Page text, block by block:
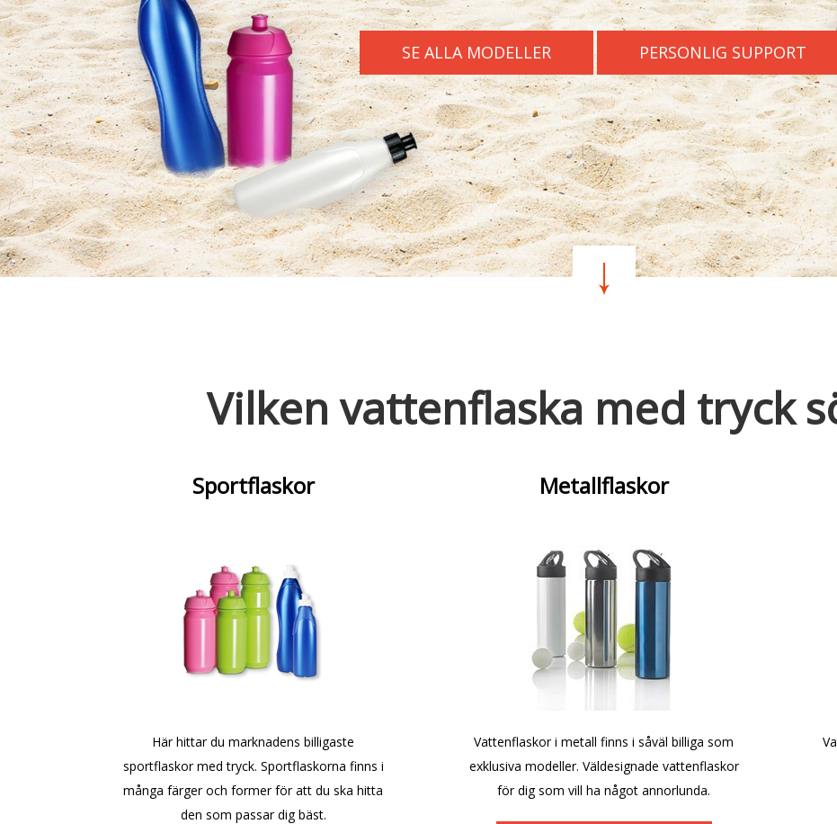
SE ALLA MODELLER PERSONLIG SUPPORT
Vilken vattenflaska med tryck
Sportflaskor
Här hittar du marknadens billigaste
sportflaskor med tryck. Sportflaskorna finns i
många färger och former för att du ska hitta
den som passar dig bäst.
Metallflaskor
Vattenflaskor i metall finns i såväl billiga som
exklusiva modeller. Väldesignade vattenflaskor
för dig som vill ha något annorlunda.